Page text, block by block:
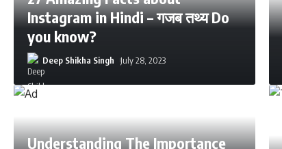
Instagram in Hindi – गजब तथ्य Do
you know?
Deep Shikha Singh July 28, 2023
Understanding The Importance